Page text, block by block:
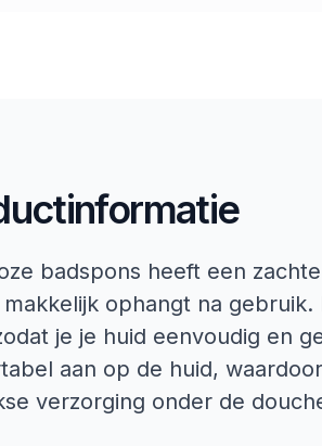
badspons heeft een
ophangt na
je je huid eenvoudig en
aan op de huid,
verzorging onder de